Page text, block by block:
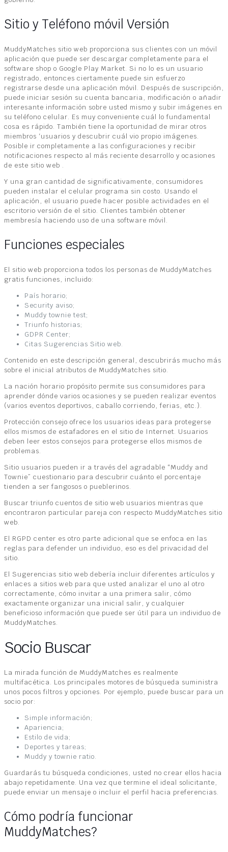
Sitio y Teléfono móvil Versión
MuddyMatches sitio web proporciona sus clientes con un móvil
aplicación que puede ser descargar completamente para el
software shop o Google Play Market. Si no lo es un usuario
registrado, entonces ciertamente puede sin esfuerzo
registrarse desde una aplicación móvil. Después de suscripción,
puede iniciar sesión su cuenta bancaria, modificación o añadir
interesante información sobre usted mismo y subir imágenes en
su teléfono celular. Es muy conveniente cuál lo fundamental
cosa es rápido. También tiene la oportunidad de mirar otros
miembros ‘usuarios y descubrir cuál vio propio imágenes.
Posible ir completamente a las configuraciones y recibir
notificaciones respecto al más reciente desarrollo y ocasiones
de este sitio web .
Y una gran cantidad de significativamente, consumidores
pueden instalar el celular programa sin costo. Usando el
aplicación, el usuario puede hacer posible actividades en el
escritorio versión de el sitio. Clientes también obtener
membresía haciendo uso de una software móvil.
Funciones especiales
El sitio web proporciona todos los personas de MuddyMatches
gratis funciones, incluido:
País horario;
Security aviso;
Muddy townie test;
Triunfo historias;
GDPR Center;
Citas Sugerencias Sitio web.
Contenido en este descripción general, descubrirás mucho más
sobre el inicial atributos de MuddyMatches sitio.
La nación horario propósito permite sus consumidores para
aprender dónde varios ocasiones y se pueden realizar eventos
(varios eventos deportivos, caballo corriendo, ferias, etc.).
Protección consejo ofrece los usuarios ideas para protegerse
ellos mismos de estafadores en el sitio de Internet. Usuarios
deben leer estos consejos para protegerse ellos mismos de
problemas.
Sitio usuarios pueden ir a través del agradable “Muddy and
Townie” cuestionario para descubrir cuánto el porcentaje
tienden a ser fangosos o pueblerinos.
Buscar triunfo cuentos de sitio web usuarios mientras que
encontraron particular pareja con respecto MuddyMatches sitio
web.
El RGPD center es otro parte adicional que se enfoca en las
reglas para defender un individuo, eso es del privacidad del
sitio.
El Sugerencias sitio web debería incluir diferentes artículos y
enlaces a sitios web para que usted analizar el uno al otro
correctamente, cómo invitar a una primera salir, cómo
exactamente organizar una inicial salir, y cualquier
beneficioso información que puede ser útil para un individuo de
MuddyMatches.
Socio Buscar
La mirada función de MuddyMatches es realmente
multifacética. Los principales motores de búsqueda suministra
unos pocos filtros y opciones. Por ejemplo, puede buscar para un
socio por:
Simple información;
Apariencia;
Estilo de vida;
Deportes y tareas;
Muddy y townie ratio.
Guardarás tu búsqueda condiciones, usted no crear ellos hacia
abajo repetidamente. Una vez que termine el ideal solicitante,
puede enviar un mensaje o incluir el perfil hacia preferencias.
Cómo podría funcionar
MuddyMatches?